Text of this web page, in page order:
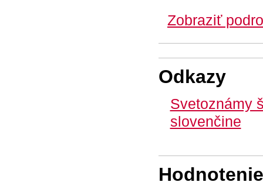
Zobraziť
Odkazy
Svetoznámy
slovenčine